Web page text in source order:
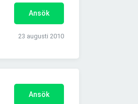
Ansök
23 augusti 2010
Ansök